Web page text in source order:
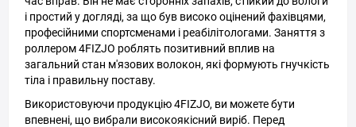
і простий у догляді, за що був високо оцінений фахівцями,
професійними спортсменами і реабілітологами. Заняття з
роллером 4FIZJO роблять позитивний вплив на
загальний стан м'язових волокон, які формують гнучкість
тіла і правильну поставу.
Використовуючи продукцію 4FIZJO, ви можете бути
впевнені, що вибрали високоякісний виріб. Перед